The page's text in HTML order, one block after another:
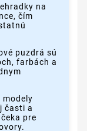
na
čím
puzdrá sú
farbách a
modely
časti a
pre